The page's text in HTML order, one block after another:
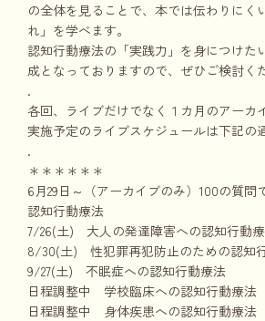
の全体を見ることで、本では伝わりにく
れ」を学べます。
認知行動療法の「実践力」を身につけた
成となっておりますので、ぜひご検討く
.
各回、ライブだけでなく１カ月のアーカ
実施予定のライブスケジュールは下記の
.
＊＊＊＊＊＊
6月29日～（アーカイブのみ）100の質問
認知行動療法
7/26(土) 大人の発達障害への認知行動
8/30(土) 性犯罪再犯防止のための認知
9/27(土) 不眠症への認知行動療法
日程調整中 学校臨床への認知行動療法
日程調整中 身体疾患への認知行動療法